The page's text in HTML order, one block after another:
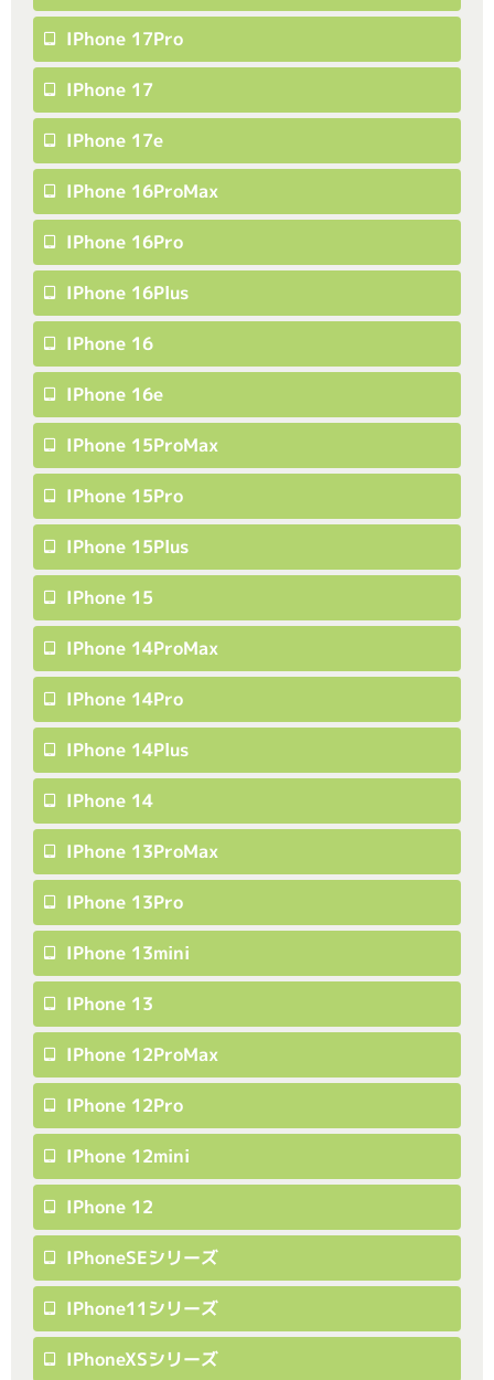
IPhone 17Pro
IPhone 17
IPhone 17e
IPhone 16ProMax
IPhone 16Pro
IPhone 16Plus
IPhone 16
IPhone 16e
IPhone 15ProMax
IPhone 15Pro
IPhone 15Plus
IPhone 15
IPhone 14ProMax
IPhone 14Pro
IPhone 14Plus
IPhone 14
IPhone 13ProMax
IPhone 13Pro
IPhone 13mini
IPhone 13
IPhone 12ProMax
IPhone 12Pro
IPhone 12mini
IPhone 12
IPhoneSEシリーズ
IPhone11シリーズ
IPhoneXSシリーズ